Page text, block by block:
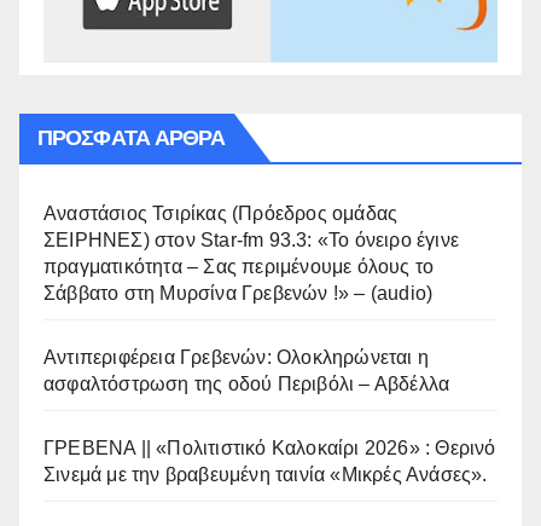
ΠΡΌΣΦΑΤΑ ΆΡΘΡΑ
Αναστάσιος Τσιρίκας (Πρόεδρος ομάδας
ΣΕΙΡΗΝΕΣ) στον Star-fm 93.3: «Το όνειρο έγινε
πραγματικότητα – Σας περιμένουμε όλους το
Σάββατο στη Μυρσίνα Γρεβενών !» – (audio)
Αντιπεριφέρεια Γρεβενών: Ολοκληρώνεται η
ασφαλτόστρωση της οδού Περιβόλι – Αβδέλλα
ΓΡΕΒΕΝΑ || «Πολιτιστικό Καλοκαίρι 2026» : Θερινό
Σινεμά με την βραβευμένη ταινία «Μικρές Ανάσες».